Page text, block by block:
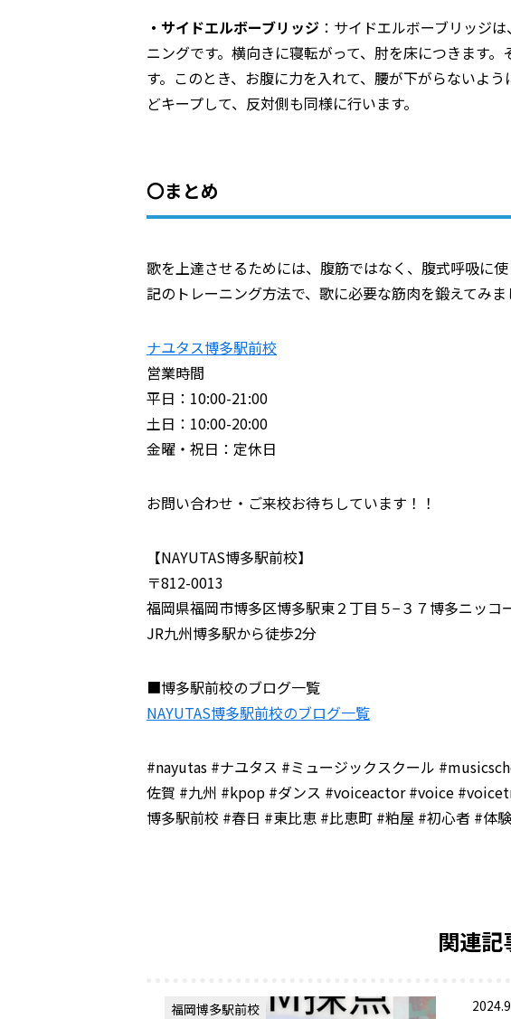
・サイドエルボーブリッジ ：サイドエルボーブリッジ
ニングです。横向きに寝転がって、肘を床につきます
す。このとき、お腹に力を入れて、腰が下がらないよ
どキープして、反対側も同様に行います。
〇まとめ
歌を上達させるためには、腹筋ではなく、腹式呼吸に
記のトレーニング方法で、歌に必要な筋肉を鍛えてみま
ナユタス博多駅前校
営業時間
平日：10:00-21:00
土日：10:00-20:00
金曜・祝日：定休日
お問い合わせ・ご来校お待ちしています！！
【NAYUTAS博多駅前校】
〒812-0013
福岡県福岡市博多区博多駅東２丁目５−３７博多ニッコ
JR九州博多駅から徒歩2分
■博多駅前校のブログ一覧
NAYUTAS博多駅前校のブログ一覧
#nayutas #ナユタス #ミュージックスクール
佐賀 #九州 #kpop #ダンス #voiceactor #voice
博多駅前校 #春日 #東比恵 #比恵町 #粕屋 #初心者 #体
関連記
福岡博多駅前校